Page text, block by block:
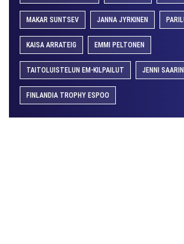
MAKAR SUNTSEV JANNA JYRKINEN
KAISA ARRATEIG EMMI PELTONEN
TAITOLUISTELUN EM-KILPAILUT JENNI
FINLANDIA TROPHY ESPOO